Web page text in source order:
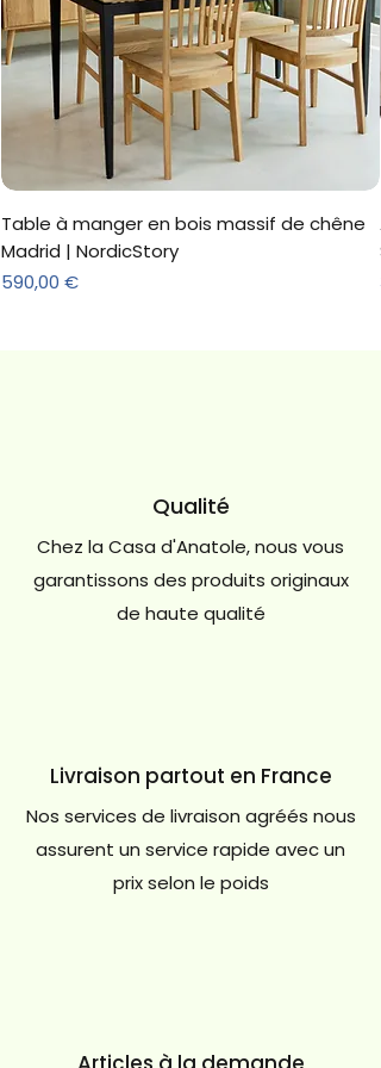
Stock disponible
Délai rapide
Gros choix de chaises qualité
renforcée.
Et encore plus de choix sur
demande...
Table à manger en bois massif de chêne
Madrid | NordicStory
Prix
590,00 €
Qualité
Chez la Casa d'Anatole, nous vous
garantissons des produits originaux
de haute qualité
Livraison partout en France
Nos services de livraison agréés nous
assurent un service rapide avec un
prix selon le poids